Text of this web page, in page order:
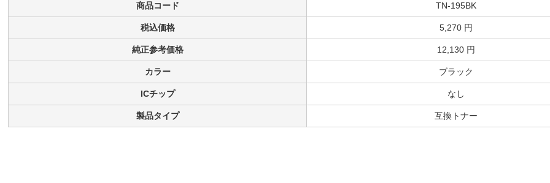
商品コード TN-195BK
税込価格 5,270 円
純正参考価格 12,130 円
カラー ブラック
ICチップ なし
製品タイプ 互換トナー